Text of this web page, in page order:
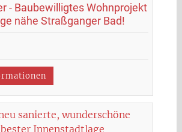
- Baubewilligtes Wohnprojekt
nähe Straßganger Bad!